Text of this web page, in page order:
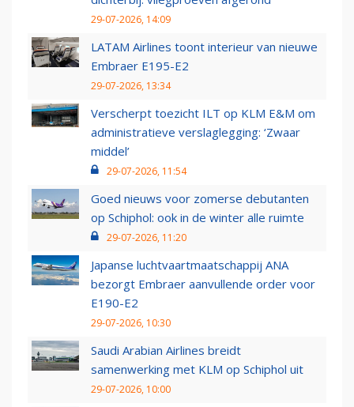
29-07-2026, 14:09
LATAM Airlines toont interieur van nieuwe
Embraer E195-E2
29-07-2026, 13:34
Verscherpt toezicht ILT op KLM E&M om
administratieve verslaglegging: ‘Zwaar
middel’
29-07-2026, 11:54
Goed nieuws voor zomerse debutanten
op Schiphol: ook in de winter alle ruimte
29-07-2026, 11:20
Japanse luchtvaartmaatschappij ANA
bezorgt Embraer aanvullende order voor
E190-E2
29-07-2026, 10:30
Saudi Arabian Airlines breidt
samenwerking met KLM op Schiphol uit
29-07-2026, 10:00